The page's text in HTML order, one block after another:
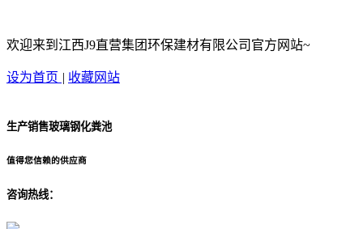
欢迎来到江西J9直营集团环保建材有限公司官方网站~
设为首页 | 收藏网站
生产销售玻璃钢化粪池
值得您信赖的供应商
咨询热线：